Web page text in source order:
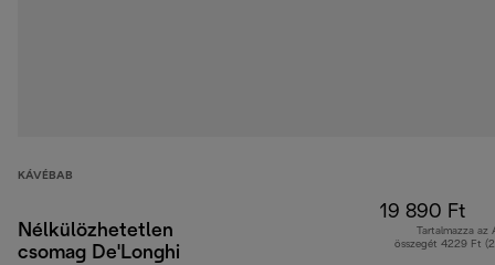
KÁVÉBAB
Nélkülözhetetlen
csomag De'Longhi
19 890 Ft
Tartalmazza az
összegét 4229 Ft